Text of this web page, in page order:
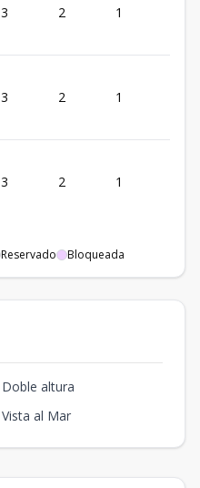
3 2 1
3 2 1
3 2 1
Reservado Bloqueada
Doble altura
Vista al Mar